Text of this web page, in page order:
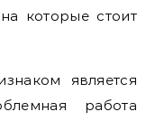
которые стоит
является
работа